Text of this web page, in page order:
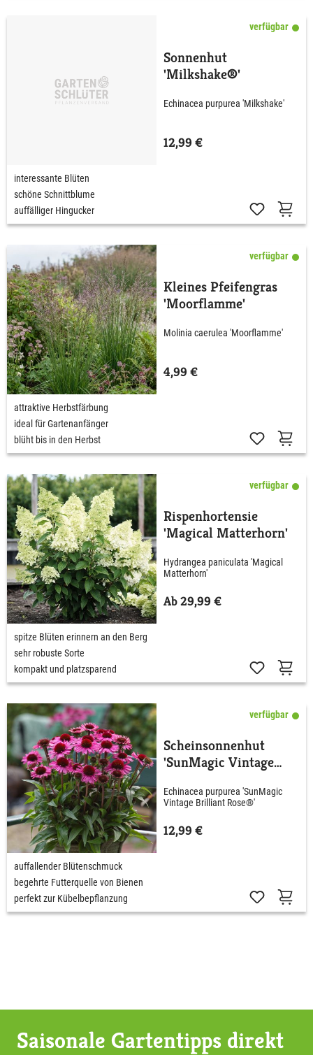
verfügbar
Sonnenhut
'Milkshake®'
Echinacea purpurea 'Milkshake'
12,99 €
interessante Blüten
schöne Schnittblume
auffälliger Hingucker
verfügbar
Kleines Pfeifengras
'Moorflamme'
Molinia caerulea 'Moorflamme'
4,99 €
attraktive Herbstfärbung
ideal für Gartenanfänger
blüht bis in den Herbst
verfügbar
Rispenhortensie
'Magical Matterhorn'
Hydrangea paniculata 'Magical
Matterhorn'
Ab 29,99 €
spitze Blüten erinnern an den Berg
sehr robuste Sorte
kompakt und platzsparend
verfügbar
Scheinsonnenhut
'SunMagic Vintage
Echinacea purpurea 'SunMagic
Vintage Brilliant Rose®'
12,99 €
auffallender Blütenschmuck
begehrte Futterquelle von Bienen
perfekt zur Kübelbepflanzung
Saisonale Gartentipps direkt